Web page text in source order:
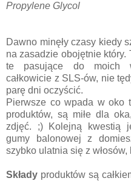
Propylene Glycol
Dawno minęły czasy kiedy
na zasadzie obojętnie który.
te pasujące do moich
całkowicie z SLS-ów, nie
parę dni oczyścić.
Pierwsze co wpada w oko
produktów, są miłe dla
zdjęć. ;) Kolejną kwestią
gumy balonowej z
szybko ulatnia się z włosów,
Składy produktów są